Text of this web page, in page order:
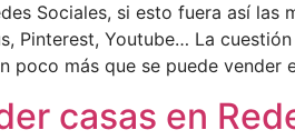
Sociales, si esto fuera así
Pinterest, Youtube… La
poco más que se puede vender
casas en